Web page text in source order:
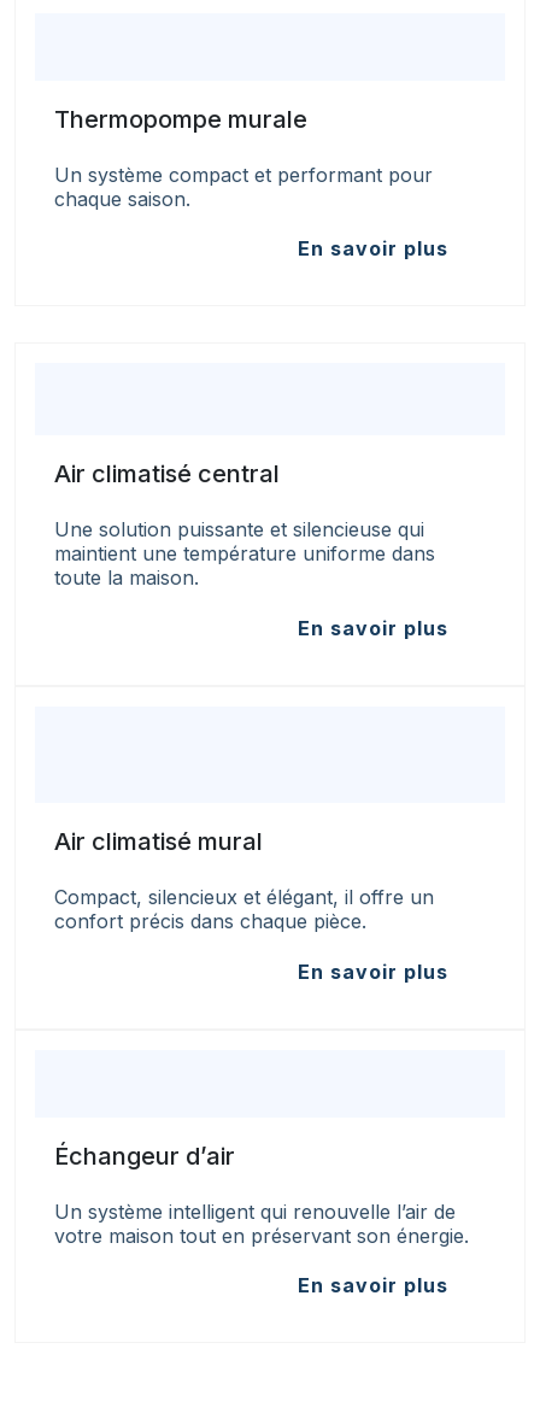
Thermopompe murale
Un système compact et performant pour
chaque saison.
En savoir plus
Air climatisé central
Une solution puissante et silencieuse qui
maintient une température uniforme dans
toute la maison.
En savoir plus
Air climatisé mural
Compact, silencieux et élégant, il offre un
confort précis dans chaque pièce.
En savoir plus
Échangeur d’air
Un système intelligent qui renouvelle l’air de
votre maison tout en préservant son énergie.
En savoir plus